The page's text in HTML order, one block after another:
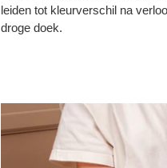
leiden tot kleurverschil na
droge doek.